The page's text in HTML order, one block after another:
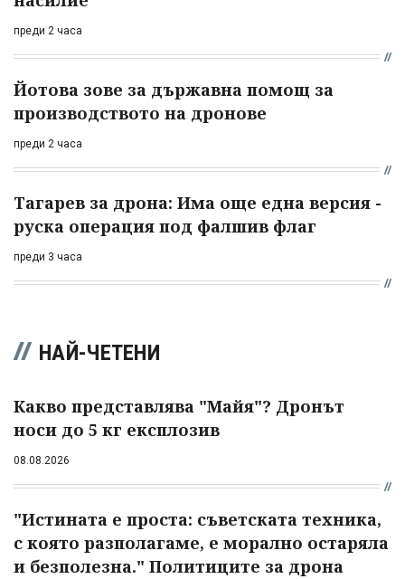
преди 2 часа
Йотова зове за държавна помощ за
производството на дронове
преди 2 часа
Тагарев за дрона: Има още една версия -
руска операция под фалшив флаг
преди 3 часа
НАЙ-ЧЕТЕНИ
Какво представлява "Майя"? Дронът
носи до 5 кг експлозив
08.08.2026
"Истината е проста: съветската техника,
с която разполагаме, е морално остаряла
и безполезна." Политиците за дрона